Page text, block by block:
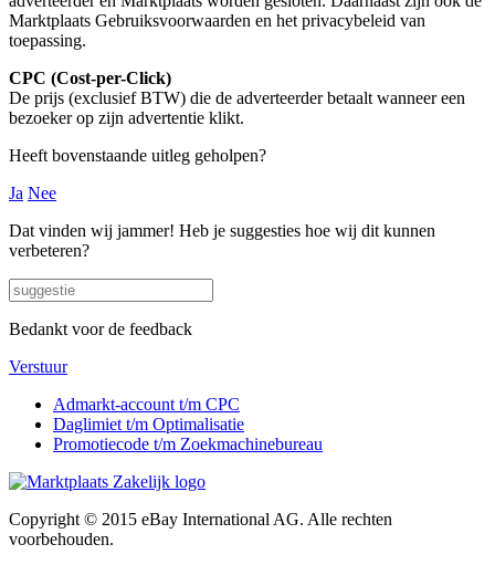
Marktplaats Gebruiksvoorwaarden en het privacybeleid van
toepassing.
CPC (Cost-per-Click)
De prijs (exclusief BTW) die de adverteerder betaalt wanneer een
bezoeker op zijn advertentie klikt.
Heeft bovenstaande uitleg geholpen?
Ja Nee
Dat vinden wij jammer! Heb je suggesties hoe wij dit kunnen
verbeteren?
Bedankt voor de feedback
Verstuur
Admarkt-account t/m CPC
Daglimiet t/m Optimalisatie
Promotiecode t/m Zoekmachinebureau
Copyright © 2015 eBay International AG. Alle rechten
voorbehouden.